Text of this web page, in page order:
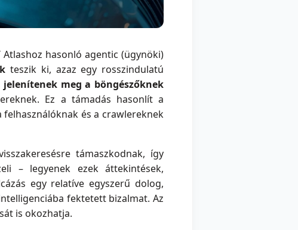
Atlashoz hasonló agentic (ügynöki)
teszik ki, azaz egy rosszindulatú
meg a böngészőknek
Ez a támadás hasonlít a
és a crawlereknek
támaszkodnak, így
– legyenek ezek áttekintések,
egy relatíve egyszerű dolog,
fektetett bizalmat. Az
is okozhatja.